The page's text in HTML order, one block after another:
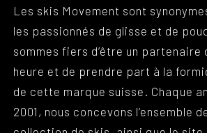
Les skis Movement sont
les passionnés de glisse et de
sommes fiers d’être un partenaire
heure et de prendre part à la
de cette marque suisse. Chaque
2001, nous concevons l’ensemble